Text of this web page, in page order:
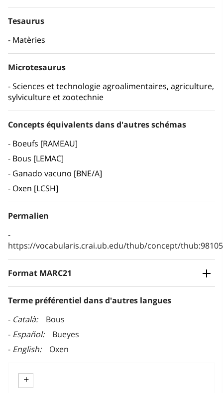
Tesaurus
Matèries
Microtesaurus
Sciences et technologie agroalimentaires, agriculture,
sylviculture et zootechnie
Concepts équivalents dans d'autres schémas
Boeufs [RAMEAU]
Bous [LEMAC]
Ganado vacuno [BNE/A]
Oxen [LCSH]
Permalien
https://vocabularis.crai.ub.edu/thub/concept/
Format MARC21
Terme préférentiel dans d'autres langues
Català
Bous
Español
Bueyes
English
Oxen
+